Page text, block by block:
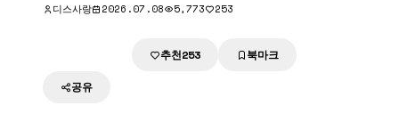
디스사랑 2026.07.08 5,773 253
추천253 북마크
공유